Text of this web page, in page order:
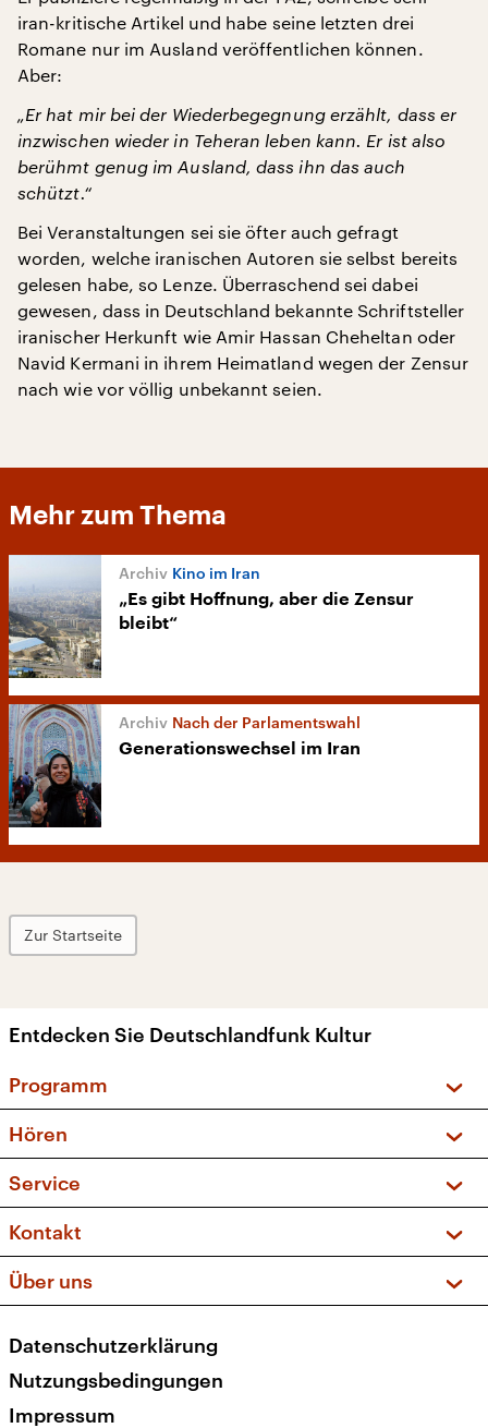
iran-kritische Artikel und habe seine letzten drei
Romane nur im Ausland veröffentlichen können.
Aber:
„Er hat mir bei der Wiederbegegnung erzählt, dass er
inzwischen wieder in Teheran leben kann. Er ist also
berühmt genug im Ausland, dass ihn das auch
schützt.“
Bei Veranstaltungen sei sie öfter auch gefragt
worden, welche iranischen Autoren sie selbst bereits
gelesen habe, so Lenze. Überraschend sei dabei
gewesen, dass in Deutschland bekannte Schriftsteller
iranischer Herkunft wie Amir Hassan Cheheltan oder
Navid Kermani in ihrem Heimatland wegen der Zensur
nach wie vor völlig unbekannt seien.
Mehr zum Thema
Kino im Iran
„Es gibt Hoffnung, aber die Zensur
bleibt“
Nach der Parlamentswahl
Generationswechsel im Iran
Zur Startseite
Entdecken Sie Deutschlandfunk Kultur
Programm
Sendungen und Podcasts
Musikliste
Kakadu – Das Kinderprogramm
Hören
Frequenzen (UKW + DAB+)
Service
FAQ
Apps
Newsletter
Veranstaltungen
Kontakt
Social Media
Über uns
Presse
Karriere
Datenschutzerklärung
Nutzungsbedingungen
Impressum